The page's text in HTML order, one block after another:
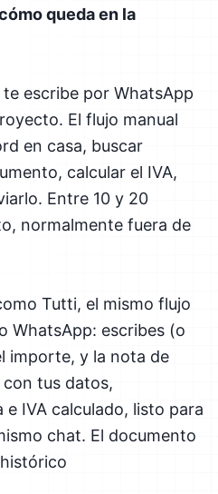
queda en la
escribe por WhatsApp
El flujo manual
en casa, buscar
calcular el IVA,
Entre 10 y 20
normalmente fuera de
Tutti, el mismo flujo
WhatsApp: escribes (o
importe, y la nota de
tus datos,
IVA calculado, listo para
chat. El documento